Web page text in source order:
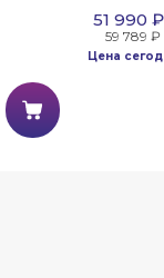
51 990 ₽
59 789 ₽
Цена